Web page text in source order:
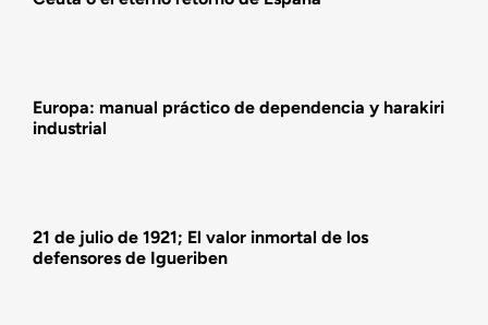
Europa: manual práctico de dependencia y harakiri
industrial
21 de julio de 1921; El valor inmortal de los
defensores de Igueriben